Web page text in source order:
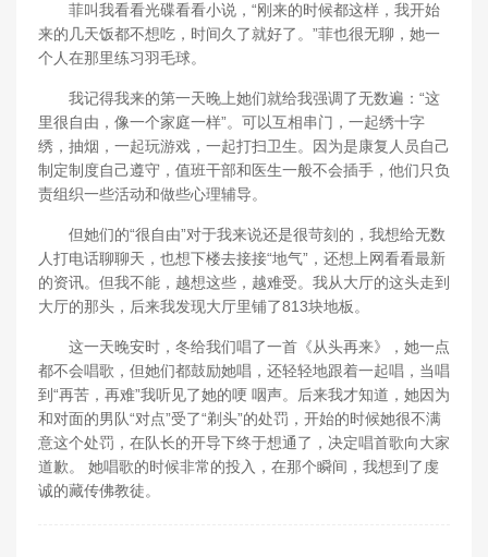
菲叫我看看光碟看看小说，“刚来的时候都这样，我开始
来的几天饭都不想吃，时间久了就好了。”菲也很无聊，她一
个人在那里练习羽毛球。
我记得我来的第一天晚上她们就给我强调了无数遍：“这
里很自由，像一个家庭一样”。可以互相串门，一起绣十字
绣，抽烟，一起玩游戏，一起打扫卫生。因为是康复人员自己
制定制度自己遵守，值班干部和医生一般不会插手，他们只负
责组织一些活动和做些心理辅导。
但她们的“很自由”对于我来说还是很苛刻的，我想给无数
人打电话聊聊天，也想下楼去接接“地气”，还想上网看看最新
的资讯。但我不能，越想这些，越难受。我从大厅的这头走到
大厅的那头，后来我发现大厅里铺了813块地板。
这一天晚安时，冬给我们唱了一首《从头再来》，她一点
都不会唱歌，但她们都鼓励她唱，还轻轻地跟着一起唱，当唱
到“再苦，再难”我听见了她的哽 咽声。后来我才知道，她因为
和对面的男队“对点”受了“剃头”的处罚，开始的时候她很不满
意这个处罚，在队长的开导下终于想通了，决定唱首歌向大家
道歉。 她唱歌的时候非常的投入，在那个瞬间，我想到了虔
诚的藏传佛教徒。